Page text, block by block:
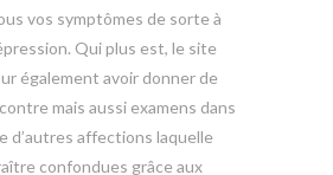
vos symptômes de sorte à
Qui plus est, le site
également avoir donner de
mais aussi examens dans
d’autres affections laquelle
confondues grâce aux